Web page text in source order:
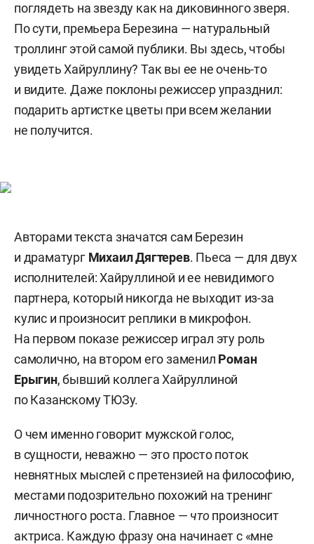
поглядеть на звезду как на диковинного зверя.
По сути, премьера Березина — натуральный
троллинг этой самой публики. Вы здесь, чтобы
увидеть Хайруллину? Так вы ее не очень-то
и видите. Даже поклоны режиссер упразднил:
подарить артистке цветы при всем желании
не получится.
Авторами текста значатся сам Березин
и драматург Михаил Дягтерев. Пьеса — для двух
исполнителей: Хайруллиной и ее невидимого
партнера, который никогда не выходит из-за
кулис и произносит реплики в микрофон.
На первом показе режиссер играл эту роль
самолично, на втором его заменил Роман
Ерыгин, бывший коллега Хайруллиной
по Казанскому ТЮЗу.
О чем именно говорит мужской голос,
в сущности, неважно — это просто поток
невнятных мыслей с претензией на философию,
местами подозрительно похожий на тренинг
личностного роста. Главное — чтопроизносит
актриса. Каждую фразу она начинает с «мне